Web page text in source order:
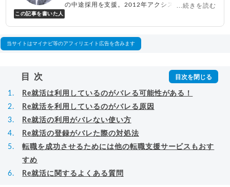
この記事を書いた人
の中途採用を支援。2012年アクシス(株)設立、代
べらない転職エージェント
...続きを読む
当サイトはマイナビ等のアフィリエイト広告を含みます
目次
Re就活は利用しているのがバレる可能性がある！
Re就活を利用しているのがバレる原因
Re就活の利用がバレない使い方
Re就活の登録がバレた際の対処法
転職を成功させるためには他の転職支援サービスもおす
すめ
Re就活に関するよくある質問